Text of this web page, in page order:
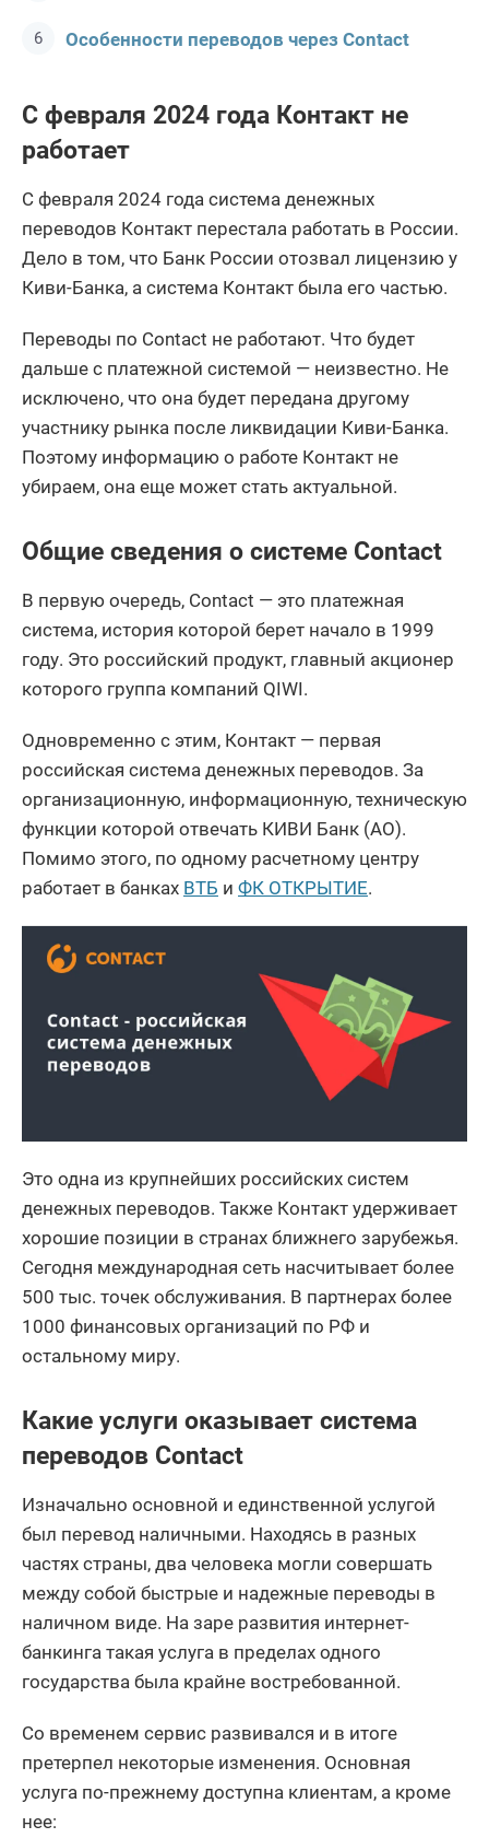
Особенности переводов через Contact
С февраля 2024 года Контакт не
работает
С февраля 2024 года система денежных
переводов Контакт перестала работать в России.
Дело в том, что Банк России отозвал лицензию у
Киви-Банка, а система Контакт была его частью.
Переводы по Contact не работают. Что будет
дальше с платежной системой — неизвестно. Не
исключено, что она будет передана другому
участнику рынка после ликвидации Киви-Банка.
Поэтому информацию о работе Контакт не
убираем, она еще может стать актуальной.
Общие сведения о системе Contact
В первую очередь, Contact — это платежная
система, история которой берет начало в 1999
году. Это российский продукт, главный акционер
которого группа компаний QIWI.
Одновременно с этим, Контакт — первая
российская система денежных переводов. За
организационную, информационную, техническую
функции которой отвечать КИВИ Банк (АО).
Помимо этого, по одному расчетному центру
работает в банках ВТБ и ФК ОТКРЫТИЕ.
Это одна из крупнейших российских систем
денежных переводов. Также Контакт удерживает
хорошие позиции в странах ближнего зарубежья.
Сегодня международная сеть насчитывает более
500 тыс. точек обслуживания. В партнерах более
1000 финансовых организаций по РФ и
остальному миру.
Какие услуги оказывает система
переводов Contact
Изначально основной и единственной услугой
был перевод наличными. Находясь в разных
частях страны, два человека могли совершать
между собой быстрые и надежные переводы в
наличном виде. На заре развития интернет-
банкинга такая услуга в пределах одного
государства была крайне востребованной.
Со временем сервис развивался и в итоге
претерпел некоторые изменения. Основная
услуга по-прежнему доступна клиентам, а кроме
нее: